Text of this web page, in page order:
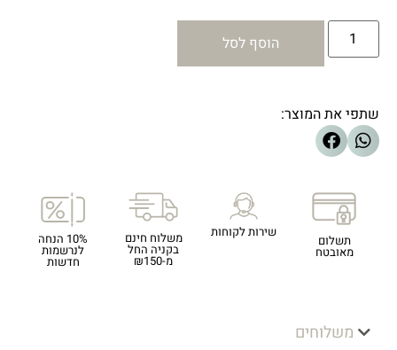
הוסף לסל
שתפי את המוצר:
תשלום
מאובטח
שירות לקוחות משלוח חינם
בקניה החל
מ-₪150
10% הנחה
לנרשמות
חדשות
משלוחים